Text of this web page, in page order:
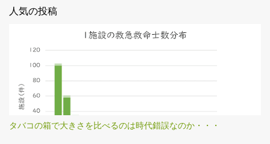
人気の投稿
タバコの箱で大きさを比べるのは時代錯誤なのか・・・